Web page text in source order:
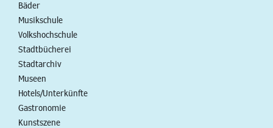
Bäder
Musikschule
Volkshochschule
Stadtbücherei
Stadtarchiv
Museen
Hotels/Unterkünfte
Gastronomie
Kunstszene